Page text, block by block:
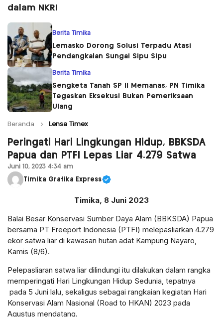
dalam NKRI
Berita Timika
Lemasko Dorong Solusi Terpadu Atasi
Pendangkalan Sungai Sipu Sipu
Berita Timika
Sengketa Tanah SP II Memanas, PN Timika
Tegaskan Eksekusi Bukan Pemeriksaan
Ulang
Beranda Lensa Timex
Peringati Hari Lingkungan Hidup, BBKSDA
Papua dan PTFI Lepas Liar 4.279 Satwa
Juni 10, 2023 4:34 am
Timika Grafika Express
Timika, 8 Juni 2023
Balai Besar Konservasi Sumber Daya Alam (BBKSDA) Papua
bersama PT Freeport Indonesia (PTFI) melepasliarkan 4.279
ekor satwa liar di kawasan hutan adat Kampung Nayaro,
Kamis (8/6).
Pelepasliaran satwa liar dilindungi itu dilakukan dalam rangka
memperingati Hari Lingkungan Hidup Sedunia, tepatnya
pada 5 Juni lalu, sekaligus sebagai rangkaian kegiatan Hari
Konservasi Alam Nasional (Road to HKAN) 2023 pada
Agustus mendatang.